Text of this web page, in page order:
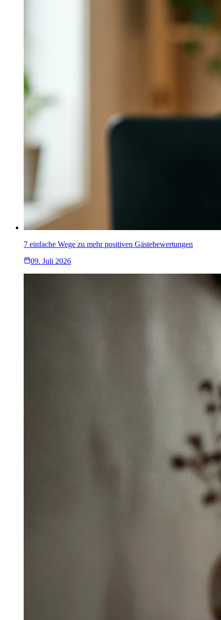
7 einfache Wege zu mehr positiven Gästebewertungen
09. Juli 2026